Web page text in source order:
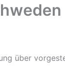
über